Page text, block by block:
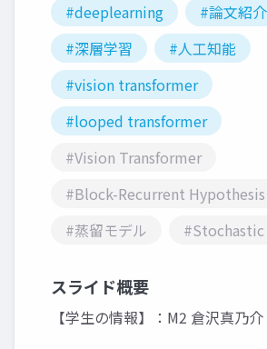
#deeplearning
#論文紹介
#深層学習
#人工知能
#vision transformer
#looped transformer
#Vision Transformer
#Block-Recurrent Hypothesis
#蒸留モデル
スライド概要
【学生の情報】：M2 倉沢真乃介